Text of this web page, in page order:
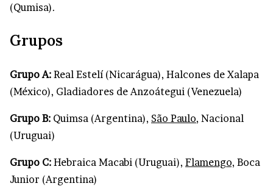
(Qumisa).
Grupos
Grupo A: Real Estelí (Nicarágua), Halcones de Xalapa
(México), Gladiadores de Anzoátegui (Venezuela)
Grupo B: Quimsa (Argentina), São Paulo, Nacional
(Uruguai)
Grupo C: Hebraica Macabi (Uruguai), Flamengo, Boca
Junior (Argentina)